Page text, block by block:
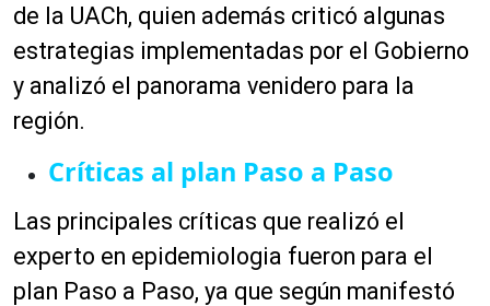
de la UACh, quien además criticó algunas
estrategias implementadas por el Gobierno
y analizó el panorama venidero para la
región.
Críticas al plan Paso a Paso
Las principales críticas que realizó el
experto en epidemiologia fueron para el
plan Paso a Paso, ya que según manifestó